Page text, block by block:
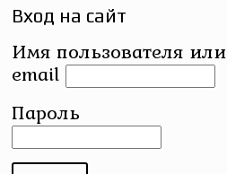
Вход на сайт
Имя пользователя или
email
Пароль